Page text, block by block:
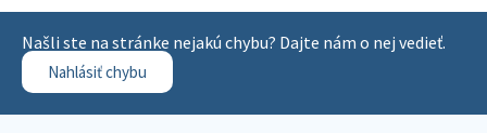
Našli ste na stránke nejakú chybu? Dajte nám o nej vedieť.
Nahlásiť chybu